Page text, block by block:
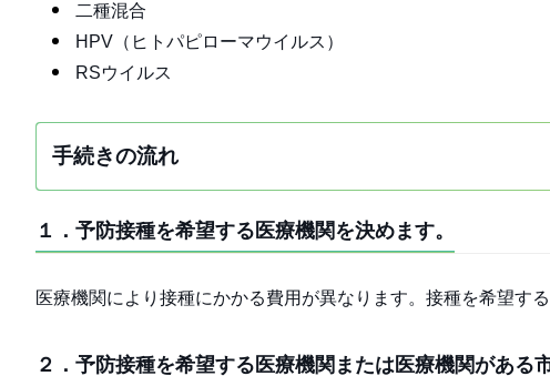
二種混合
HPV（ヒトパピローマウイルス）
RSウイルス
手続きの流れ
１．予防接種を希望する医療機関を決めます。
医療機関により接種にかかる費用が異なります。接種を希望す
２．予防接種を希望する医療機関または医療機関がある